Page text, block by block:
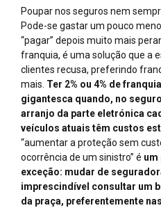
Poupar nos seguros nem
Pode-se gastar um pouco
“pagar” depois muito mais
franquia, é uma solução que a
clientes recusa, preferindo
mais. Ter 2% ou 4% de
gigantesca quando, no
arranjo da parte eletrónica
veículos atuais têm custos
“aumentar a proteção sem
ocorrência de um sinistro” é um
exceção: mudar de
imprescindível consultar um
da praça, preferentemente